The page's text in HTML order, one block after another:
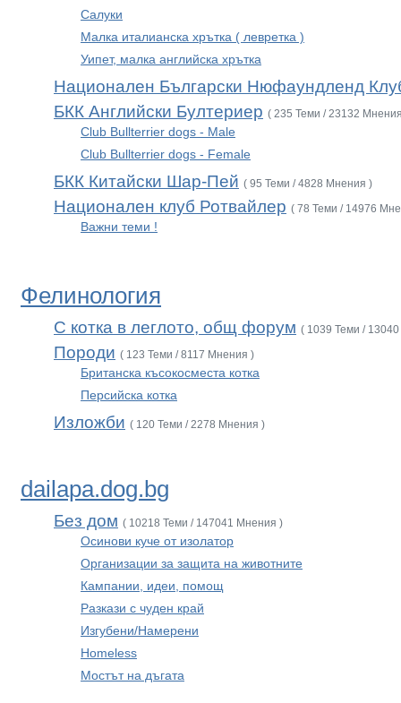
Салуки
Малка италианска хрътка ( левретка )
Уипет, малка английска хрътка
Национален Български Нюфаундленд
БКК Английски Бултериер ( 235 Теми / 23132
Club Bullterrier dogs - Male
Club Bullterrier dogs - Female
БКК Китайски Шар-Пей ( 95 Теми / 4828 Мнения )
Национален клуб Ротвайлер ( 78 Теми / 14976
Важни теми !
Фелинология
С котка в леглото, общ форум ( 1039 Теми /
Породи ( 123 Теми / 8117 Мнения )
Британска късокосместа котка
Персийска котка
Изложби ( 120 Теми / 2278 Мнения )
dailapa.dog.bg
Без дом ( 10218 Теми / 147041 Мнения )
Осинови куче от изолатор
Организации за защита на животните
Кампании, идеи, помощ
Разкази с чуден край
Изгубени/Намерени
Homeless
Мостът на дъгата